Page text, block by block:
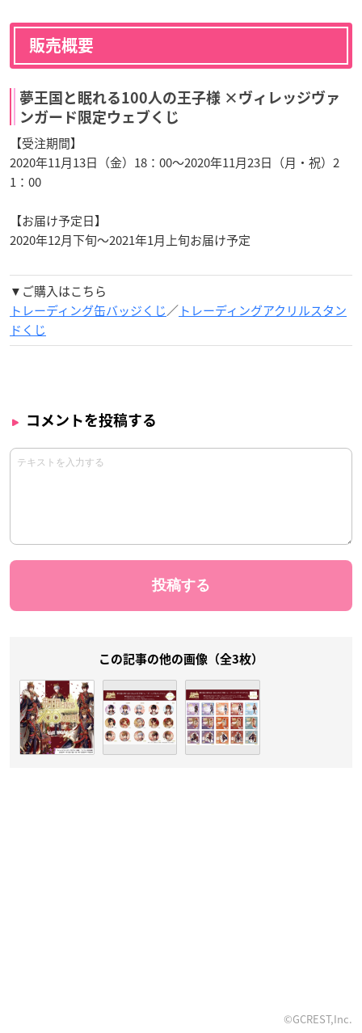
販売概要
夢王国と眠れる100人の王子様 ×ヴィレッジヴァ
ンガード限定ウェブくじ
【受注期間】
2020年11月13日（金）18：00～2020年11月23日（月・祝）2
1：00
【お届け予定日】
2020年12月下旬～2021年1月上旬お届け予定
▼ご購入はこちら
トレーディング缶バッジくじ／ トレーディングアクリルスタン
ドくじ
コメントを投稿する
この記事の他の画像（全3枚）
©GCREST,Inc.